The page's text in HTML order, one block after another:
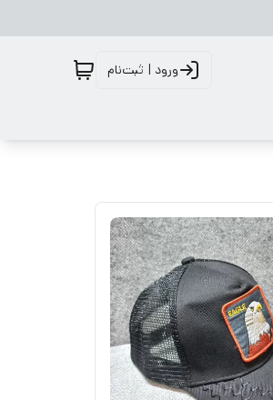
ورود | ثبت‌نام